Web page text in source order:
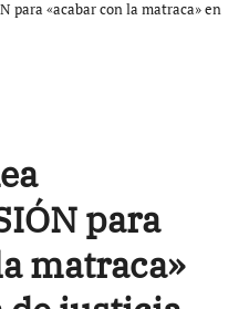
para «acabar con la matraca» en
para
matraca»